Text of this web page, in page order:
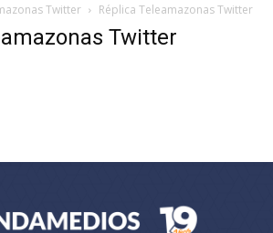
Twitter Réplica Teleamazonas Twitter
Twitter